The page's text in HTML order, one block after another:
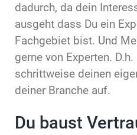
dadurch, da dein
ausgeht dass Du ein
Fachgebiet bist. Und
gerne von Experten.
schrittweise deinen
deiner Branche auf.
Du baust